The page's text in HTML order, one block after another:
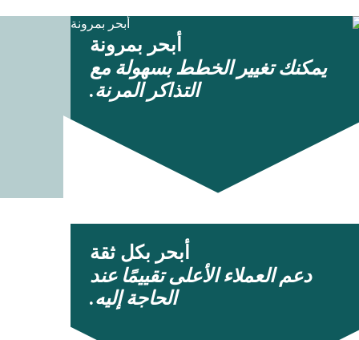
أبحر بمرونة
يمكنك تغيير الخطط بسهولة مع
التذاكر المرنة.
أبحر بكل ثقة
دعم العملاء الأعلى تقييمًا عند
الحاجة إليه.